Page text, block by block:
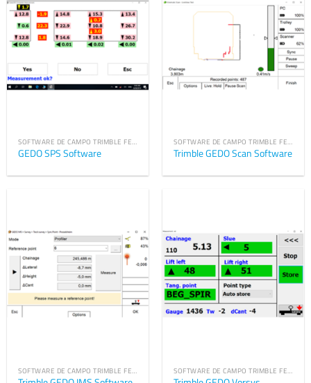
SOFTWARE DE CAMPO TRIMBLE FERROVIARIO
GEDO SPS Software
SOFTWARE DE CAMPO TRIMBLE FERROVIARIO
Trimble GEDO Scan Software
SOFTWARE DE CAMPO TRIMBLE FERROVIARIO SOFTWARE DE CAMPO TRIMBLE FERROVIARIO